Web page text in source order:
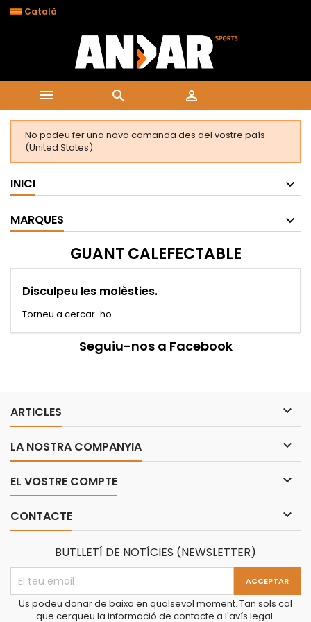
Català
  
No podeu fer una nova comanda des del vostre país
(United States).
INICI
MARQUES
GUANT CALEFECTABLE
Disculpeu les molèsties.
Torneu a cercar-ho
Seguiu-nos a Facebook
ARTICLES 
LA NOSTRA COMPANYIA 
EL VOSTRE COMPTE 
CONTACTE 
BUTLLETÍ DE NOTÍCIES (NEWSLETTER)
Us podeu donar de baixa en qualsevol moment. Tan sols cal
que cerqueu la informació de contacte a l'avís legal.